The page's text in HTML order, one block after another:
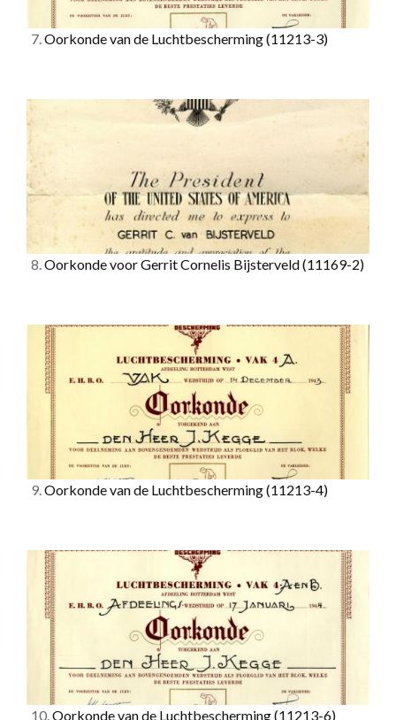
7.Oorkonde van de Luchtbescherming(11213-3)
8.Oorkonde voor Gerrit Cornelis Bijsterveld(11169-2)
9.Oorkonde van de Luchtbescherming(11213-4)
10.Oorkonde van de Luchtbescherming(11213-6)